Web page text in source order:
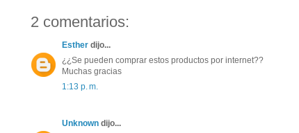
2 comentarios:
Esther dijo...
¿¿Se pueden comprar estos productos por internet??
Muchas gracias
1:13 p. m.
Unknown dijo...